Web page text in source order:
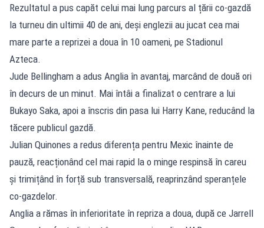
Rezultatul a pus capăt celui mai lung parcurs al țării co-gazdă
la turneu din ultimii 40 de ani, deși englezii au jucat cea mai
mare parte a reprizei a doua în 10 oameni, pe Stadionul
Azteca.
Jude Bellingham a adus Anglia în avantaj, marcând de două ori
în decurs de un minut. Mai întâi a finalizat o centrare a lui
Bukayo Saka, apoi a înscris din pasa lui Harry Kane, reducând la
tăcere publicul gazdă.
Julian Quinones a redus diferența pentru Mexic înainte de
pauză, reacționând cel mai rapid la o minge respinsă în careu
și trimițând în forță sub transversală, reaprinzând speranțele
co-gazdelor.
Anglia a rămas în inferioritate în repriza a doua, după ce Jarrell